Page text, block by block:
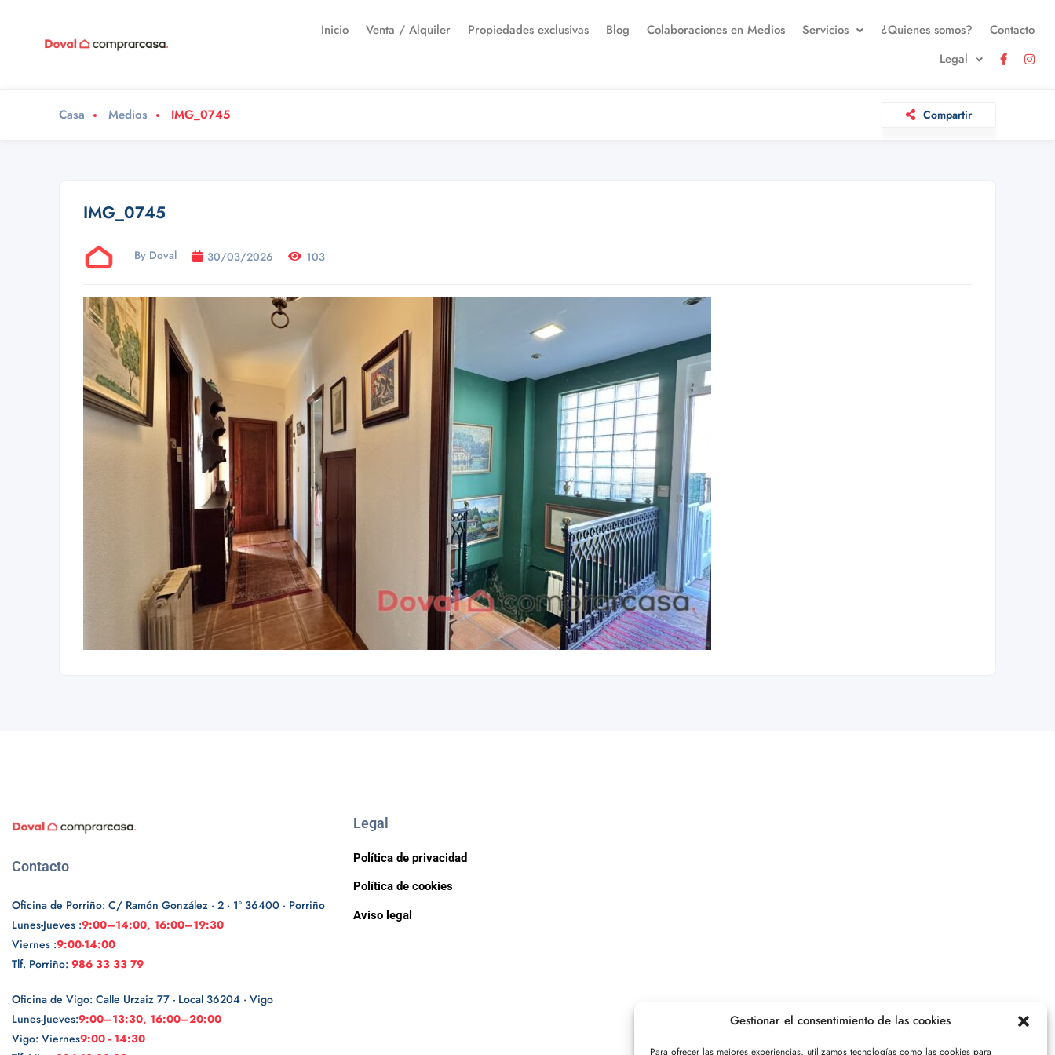
Gestionar el consentimiento de las cookies
Para ofrecer las mejores experiencias, utilizamos tecnologías como las cookies para
Inicio Venta / Alquiler Propiedades exclusivas Blog Colaboraciones en Medios Servicios ¿Quienes somos?
Contacto
Legal
Casa Medios IMG_0745 Compartir
IMG_0745
By Doval 30/03/2026 103
Contacto
Oficina de Porriño: C/ Ramón González · 2 · 1º 36400 · Porriño
Lunes-Jueves :9:00–14:00, 16:00–19:30
Viernes :9:00-14:00
Tlf. Porriño: 986 33 33 79
Oficina de Vigo: Calle Urzaiz 77 - Local 36204 · Vigo
Lunes-Jueves:9:00–13:30, 16:00–20:00
Vigo: Viernes9:00 - 14:30
Legal
Política de privacidad
Política de cookies
Aviso legal